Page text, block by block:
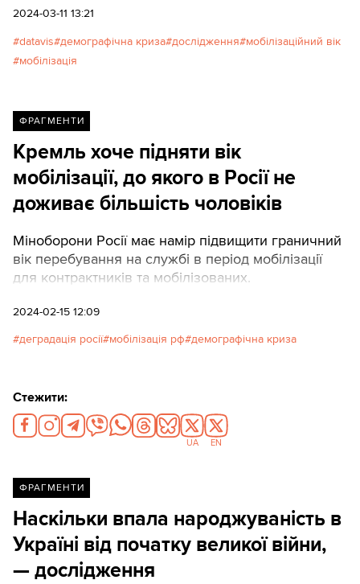
2024-03-11 13:21
datavis демографічна криза дослідження мобілізаційний вік
мобілізація
ФРАГМЕНТИ
Кремль хоче підняти вік
мобілізації, до якого в Росії не
доживає більшість чоловіків
Міноборони Росії має намір підвищити граничний
вік перебування на службі в період мобілізації
для контрактників та мобілізованих.
2024-02-15 12:09
деградація росії мобілізація рф демографічна криза
Стежити:
UA EN
ФРАГМЕНТИ
Наскільки впала народжуваність в
Україні від початку великої війни,
— дослідження